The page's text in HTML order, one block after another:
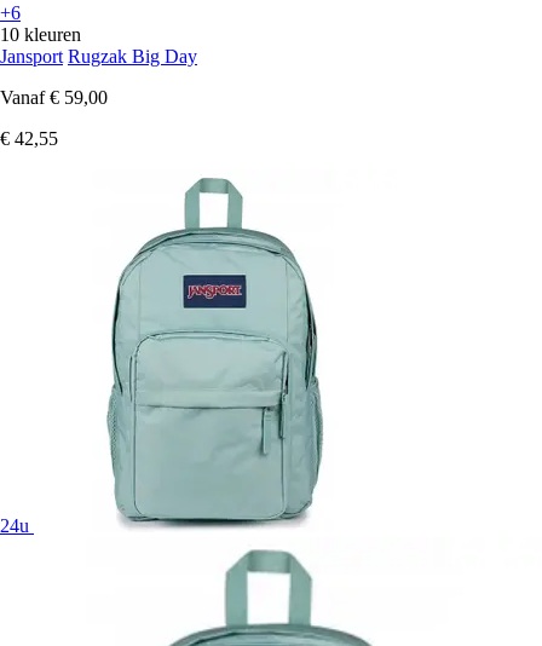
+6
10 kleuren
Jansport Rugzak Big Day
Vanaf € 59,00
€ 42,55
24u